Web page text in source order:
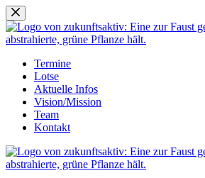
Zum
Inhalt
springen
Termine
Lotse
Aktuelle Infos
Vision/Mission
Team
Kontakt